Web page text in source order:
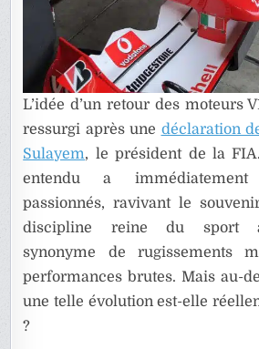
L’idée d’un retour des moteurs
ressurgi après une déclaration
Sulayem, le président de la
entendu a
passionnés, ravivant le
discipline reine du sport
synonyme de rugissements
performances brutes. Mais au-
une telle évolution est-elle
?